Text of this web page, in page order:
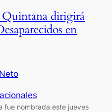
Quintana dirigirá
en
fue nombrada este jueves